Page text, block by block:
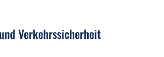
Verkehrssicherheit